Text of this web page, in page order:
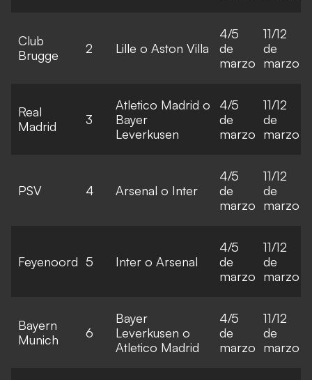
Club
Brugge
2 Lille o Aston Villa
4/5
de
marzo
11/12
de
marzo
Real
Madrid
3
Atletico Madrid o
Bayer
Leverkusen
4/5
de
marzo
11/12
de
marzo
PSV 4 Arsenal o Inter
4/5
de
marzo
11/12
de
marzo
Feyenoord 5 Inter o Arsenal
4/5
de
marzo
11/12
de
marzo
Bayern
Munich
6
Bayer
Leverkusen o
Atletico Madrid
4/5
de
marzo
11/12
de
marzo